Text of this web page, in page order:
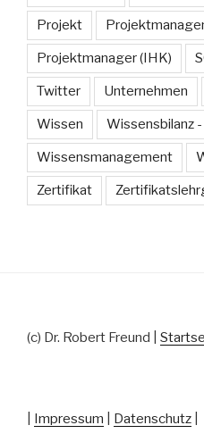
Projekt
Projektmanager (IHK)
Twitter Unternehmen
Wissen Wissensbilanz
Wissensmanagement
Zertifikat
(c) Dr. Robert Freund |
Impressum Datenschutz